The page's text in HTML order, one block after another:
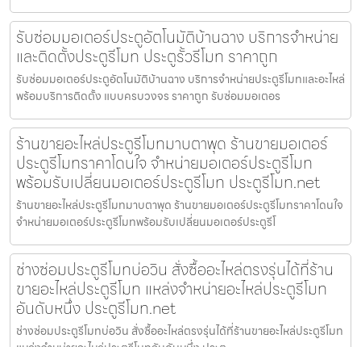
รับซ่อมมอเตอร์ประตูอัตโนมัติบ้านฉาง บริการจำหน่าย
และติดตั้งประตูรีโมท ประตูรั้วรีโมท ราคาถูก
รับซ่อมมอเตอร์ประตูอัตโนมัติบ้านฉาง บริการจำหน่ายประตูรีโมทและอะไหล่
พร้อมบริการติดตั้ง แบบครบวงจร ราคาถูก รับซ่อมมอเตอร
ร้านขายอะไหล่ประตูรีโมทมาบตาพุด ร้านขายมอเตอร์
ประตูรีโมทราคาโดนใจ จำหน่ายมอเตอร์ประตูรีโมท
พร้อมรับเปลี่ยนมอเตอร์ประตูรีโมท ประตูรีโมท.net
ร้านขายอะไหล่ประตูรีโมทมาบตาพุด ร้านขายมอเตอร์ประตูรีโมทราคาโดนใจ
จำหน่ายมอเตอร์ประตูรีโมทพร้อมรับเปลี่ยนมอเตอร์ประตูรีโ
ช่างซ่อมประตูรีโมทบ่อวิน สั่งซื้ออะไหล่ตรงรุ่นได้ที่ร้าน
ขายอะไหล่ประตูรีโมท แหล่งจำหน่ายอะไหล่ประตูรีโมท
อันดับหนึ่ง ประตูรีโมท.net
ช่างซ่อมประตูรีโมทบ่อวิน สั่งซื้ออะไหล่ตรงรุ่นได้ที่ร้านขายอะไหล่ประตูรีโมท